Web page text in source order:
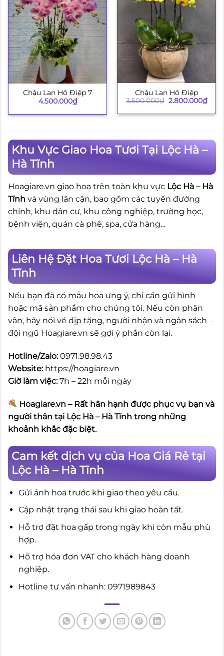
Chậu Lan Hồ Điệp 7
4.500.000₫
Chậu Lan Hồ Điệp
3.500.000₫ Giá
là:
2.800.000₫Giá
hiện
tại
Khu Vực Giao Hoa Tươi Tại Lộc Hà –
Hà Tĩnh
Hoagiare.vn giao hoa trên toàn khu vực Lộc Hà – Hà
Tĩnh và vùng lân cận, bao gồm các tuyến đường
chính, khu dân cư, khu công nghiệp, trường học,
bệnh viện, quán cà phê, spa, cửa hàng…
Liên Hệ Đặt Hoa Tươi Lộc Hà – Hà
Tĩnh
Nếu bạn đã có mẫu hoa ưng ý, chỉ cần gửi hình
hoặc mã sản phẩm cho chúng tôi. Nếu còn phân
vân, hãy nói về dịp tặng, người nhận và ngân sách –
đội ngũ Hoagiare.vn sẽ gợi ý phần còn lại.
Hotline/Zalo:0971.98.98.43
Website: https://hoagiare.vn
Giờ làm việc:7h – 22h mỗi ngày
Hoagiare.vn – Rất hân hạnh được phục vụ bạn và
người thân tại Lộc Hà – Hà Tĩnh trong những
khoảnh khắc đặc biệt.
Cam kết dịch vụ của Hoa Giá Rẻ tại
Lộc Hà – Hà Tĩnh
Gửi ảnh hoa trước khi giao theo yêu cầu.
Cập nhật trạng thái sau khi giao hoàn tất.
Hỗ trợ đặt hoa gấp trong ngày khi còn mẫu phù
hợp.
Hỗ trợ hóa đơn VAT cho khách hàng doanh
nghiệp.
Hotline tư vấn nhanh: 0971989843